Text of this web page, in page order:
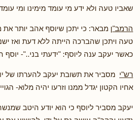
שאביו טעה ולא ידע מי עומד מימינו ומי
הרמב"ן מבאר: כי יתכן שיוסף אהב יותר
טעה ויתכן שהברכה הייתה ללא דעת ואז
כאשר יעקב ענה ליוסף: "ידעתי בני.."- יוסף
רש"י מסביר את תשובת יעקב להערתו של
אחיו הקטון יגדל ממנו וזרעו יהיה מלוא-
יעקב מסביר ליוסף כי הוא יודע היטב